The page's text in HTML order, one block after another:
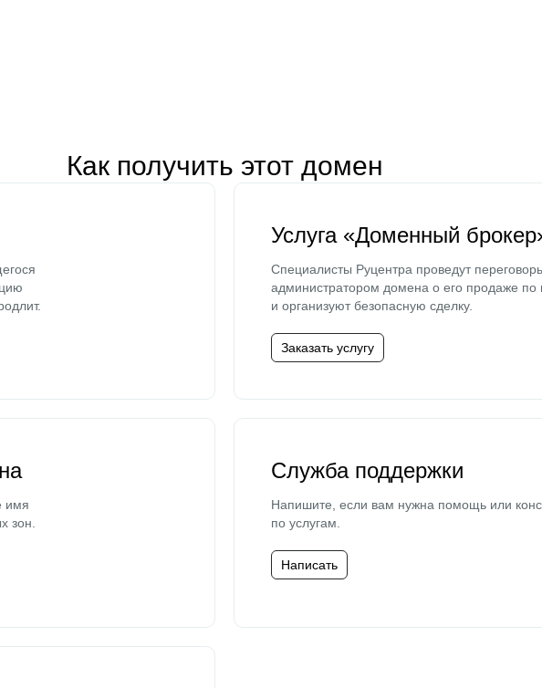
Как получить этот домен
Услуга «Доменный
Специалисты Руцентра проведут
администратором домена о его продаже по
и организуют безопасную сделку.
Заказать услугу
имя
зон.
Служба поддержки
Напишите, если вам нужна помощь или
по услугам.
Написать